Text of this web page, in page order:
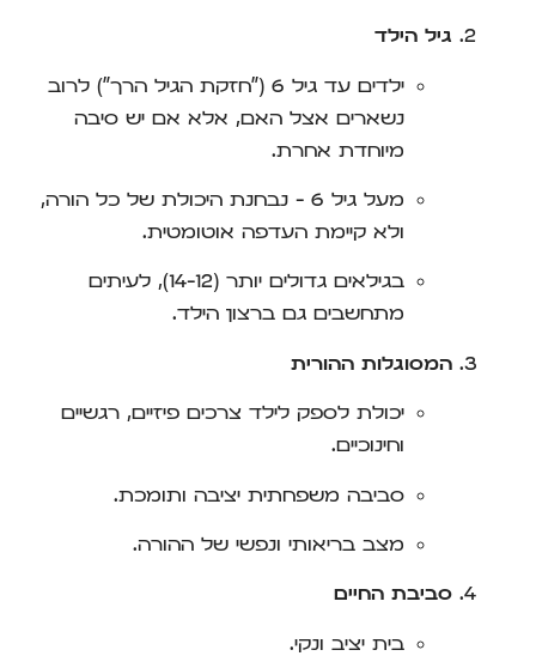
גיל הילד
ילדים עד גיל 6 ("חזקת הגיל הרך") לרוב
נשארים אצל האם, אלא אם יש סיבה
מיוחדת אחרת.
מעל גיל 6 – נבחנת היכולת של כל הורה,
ולא קיימת העדפה אוטומטית.
בגילאים גדולים יותר (12–14), לעיתים
מתחשבים גם ברצון הילד.
המסוגלות ההורית
יכולת לספק לילד צרכים פיזיים, רגשיים
וחינוכיים.
סביבה משפחתית יציבה ותומכת.
מצב בריאותי ונפשי של ההורה.
סביבת החיים
בית יציב ונקי.